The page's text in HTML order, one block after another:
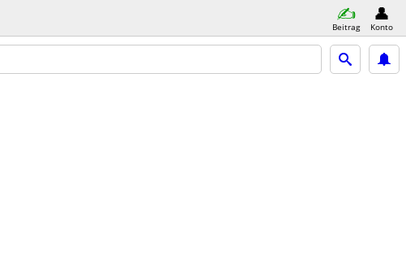
Beitrag Konto